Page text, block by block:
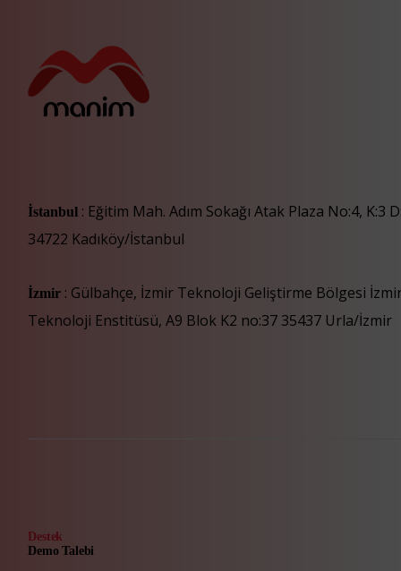
İstanbul : Eğitim Mah. Adım Sokağı Atak Plaza No:4, K:3
34722 Kadıköy/İstanbul
İzmir : Gülbahçe, İzmir Teknoloji Geliştirme Bölgesi
Teknoloji Enstitüsü, A9 Blok K2 no:37 35437 Urla/İzmir
Destek
Demo Talebi